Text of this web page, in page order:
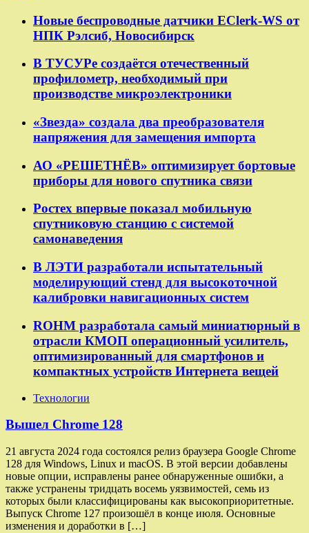
Новые беспроводные датчики EClerk-WS от
НПК Рэлсиб, Новосибирск
В ТУСУРе создаётся отечественный
профилометр, необходимый при
производстве микроэлектроники
«Звезда» создала два преобразователя
напряжения для замещения импорта
АО «РЕШЕТНЁВ» оптимизирует бортовые
приборы для нового спутника связи
Ростех впервые показал мобильную
спутниковую станцию с системой
самонаведения
В ЛЭТИ разработали испытательный
моделирующий стенд для высокоточной
калибровки навигационных систем
ROHM разработала самый миниатюрный в
отрасли КМОП операционный усилитель,
оптимизированный для смартфонов и
компактных устройств Интернета вещей
Технологии
Вышел Chrome 128
21 августа 2024 года состоялся релиз браузера Google Chrome
128 для Windows, Linux и macOS. В этой версии добавлены
новые опции, исправлены ранее обнаруженные ошибки, а
также устранены тридцать восемь уязвимостей, семь из
которых были классифицированы как высокоприоритетные.
Выпуск Chrome 127 произошёл в конце июля. Основные
изменения и доработки в […]